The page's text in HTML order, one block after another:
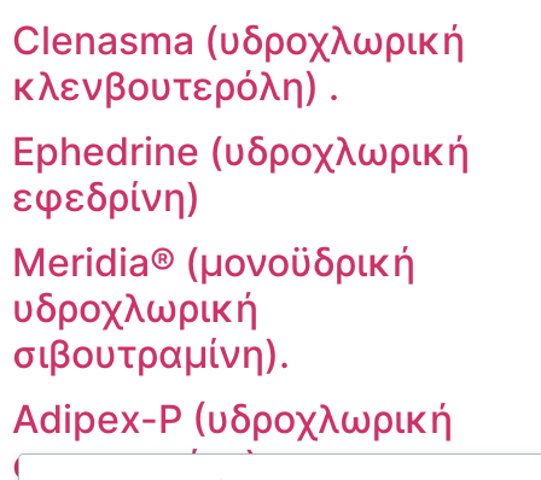
Clenasma (υδροχλωρική
κλενβουτερόλη) .
Ephedrine (υδροχλωρική
εφεδρίνη)
Meridia® (μονοϋδρική
υδροχλωρική
σιβουτραμίνη).
Adipex-P (υδροχλωρική
φαιντερμίνη)